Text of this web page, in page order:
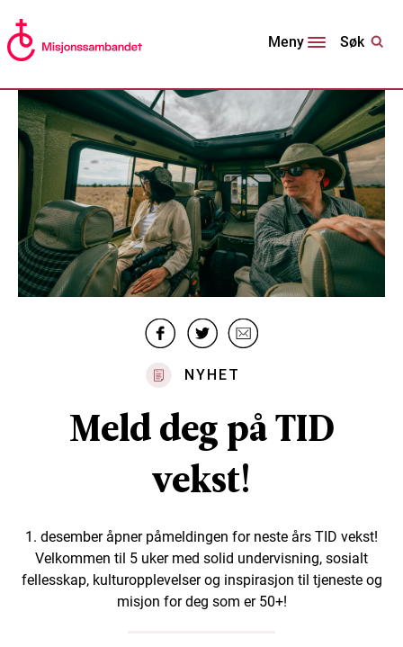
Meny Søk
NYHET
Meld deg på TID
vekst!
1. desember åpner påmeldingen for neste års TID vekst!
Velkommen til 5 uker med solid undervisning, sosialt
fellesskap, kulturopplevelser og inspirasjon til tjeneste og
misjon for deg som er 50+!